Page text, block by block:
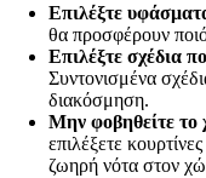
Επιλέξτε
θα προσφέρουν
Επιλέξτε σχέδια
Συντονισμένα
διακόσμηση.
Μην φοβηθείτε το
επιλέξετε
ζωηρή νότα στον